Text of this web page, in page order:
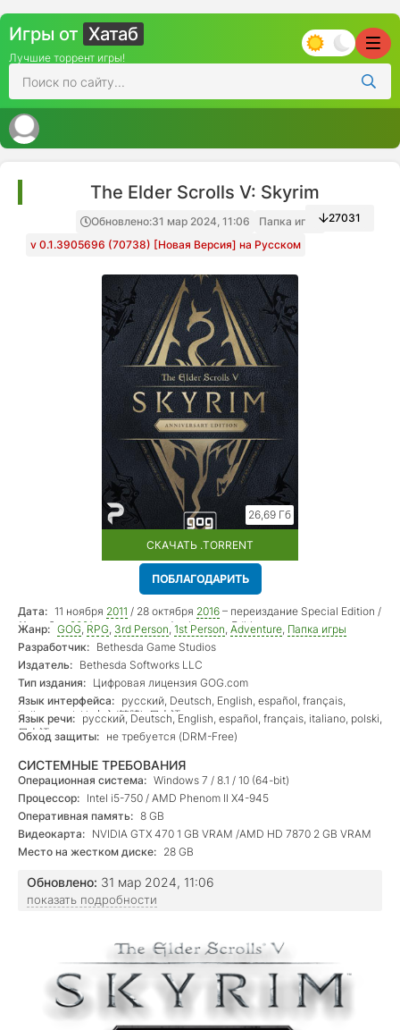
Игры от Хатаб
Лучшие торрент игры!
The Elder Scrolls V: Skyrim
Обновлено:31 мар 2024, 11:06
Папка игры
v 0.1.3905696 (70738) [Новая Версия] на Русском
27031
26,69 Гб
СКАЧАТЬ .TORRENT
ПОБЛАГОДАРИТЬ
Дата: 11 ноября 2011 / 28 октября 2016 – переиздание Special Edition /
11 ноября2021– дополнение Anniversary Edition
Жанр: GOG, RPG, 3rd Person, 1st Person, Adventure, Папка игры
Разработчик: Bethesda Game Studios
Издатель: Bethesda Softworks LLC
Тип издания: Цифровая лицензия GOG.com
Язык интерфейса: русский, Deutsch, English, español, français,
italiano, polski, 中文(繁體), 日本語
Язык речи: русский, Deutsch, English, español, français, italiano, polski,
日本語
Обход защиты: не требуется (DRM-Free)
СИСТЕМНЫЕ ТРЕБОВАНИЯ
Операционная система: Windows 7 / 8.1 / 10 (64-bit)
Процессор: Intel i5-750 / AMD Phenom II X4-945
Оперативная память: 8 GB
Видеокарта: NVIDIA GTX 470 1 GB VRAM /AMD HD 7870 2 GB VRAM
Место на жестком диске: 28 GB
Обновлено: 31 мар 2024, 11:06
показать подробности